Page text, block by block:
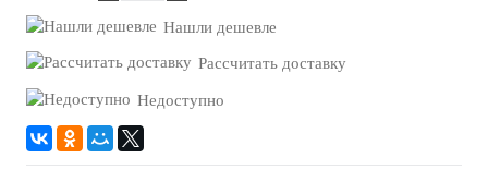
Нашли дешевле
Рассчитать доставку
Недоступно